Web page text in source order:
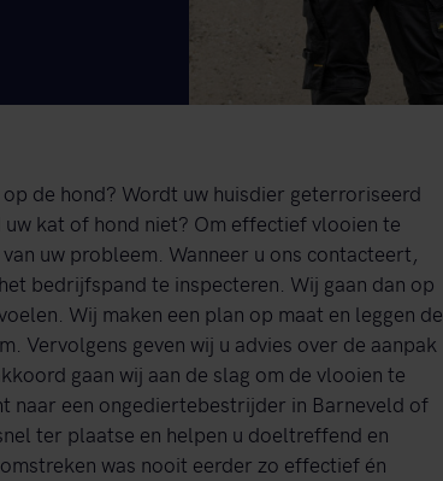
de hond? Wordt uw huisdier geterroriseerd
kat of hond niet? Om effectief vlooien te
uw probleem. Wanneer u ons contacteert,
bedrijfspand te inspecteren. Wij gaan dan op
Wij maken een plan op maat en leggen de
Vervolgens geven wij u advies over de aanpak
gaan wij aan de slag om de vlooien te
naar een ongediertebestrijder in Barneveld of
ter plaatse en helpen u doeltreffend en
was nooit eerder zo effectief én